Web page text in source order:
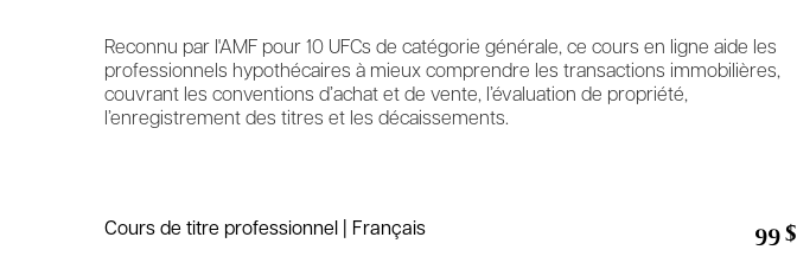
Reconnu par l'AMF pour 10 UFCs de catégorie générale, ce cours en ligne aide les
professionnels hypothécaires à mieux comprendre les transactions immobilières,
couvrant les conventions d’achat et de vente, l’évaluation de propriété,
l’enregistrement des titres et les décaissements.
Cours de titre professionnel | Français 99 $